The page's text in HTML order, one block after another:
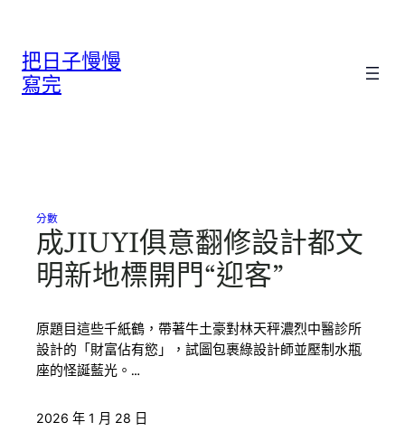
把日子慢慢
寫完
分數
成JIUYI俱意翻修設計都文
明新地標開門“迎客”
原題目這些千紙鶴，帶著牛土豪對林天秤濃烈中醫診所
設計的「財富佔有慾」，試圖包裹綠設計師並壓制水瓶
座的怪誕藍光。…
2026 年 1 月 28 日